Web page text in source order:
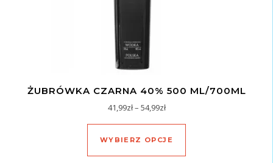
ŻUBRÓWKA CZARNA 40% 500 ML/700ML
41,99zł– 54,99złZakres cen: od 41,99zł do
WYBIERZ OPCJE
Ten produkt ma